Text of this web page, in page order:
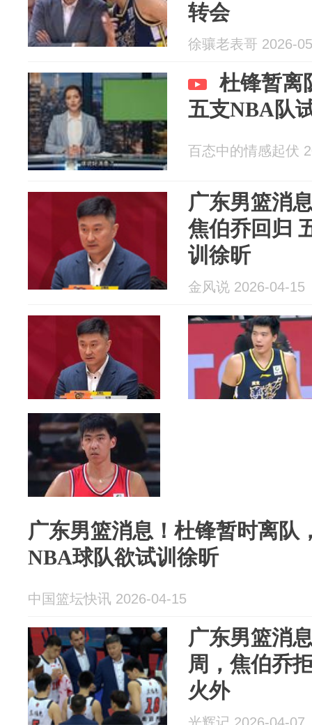
转会
徐骧老表哥 2026-
杜锋暂离
五支NBA队
百态中的情感起伏
广东男篮消
焦伯乔回归
训徐昕
金风说 2026-04-15
广东男篮消息！杜锋暂时离队
NBA球队欲试训徐昕
中国篮坛快讯 2026-04-15
广东男篮消
周，焦伯乔
火外